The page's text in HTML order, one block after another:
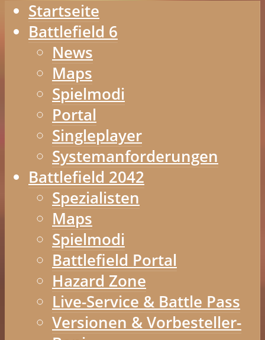
Startseite
Battlefield 6
News
Maps
Spielmodi
Portal
Singleplayer
Systemanforderungen
Battlefield 2042
Spezialisten
Maps
Spielmodi
Battlefield Portal
Hazard Zone
Live-Service & Battle Pass
Versionen & Vorbesteller-